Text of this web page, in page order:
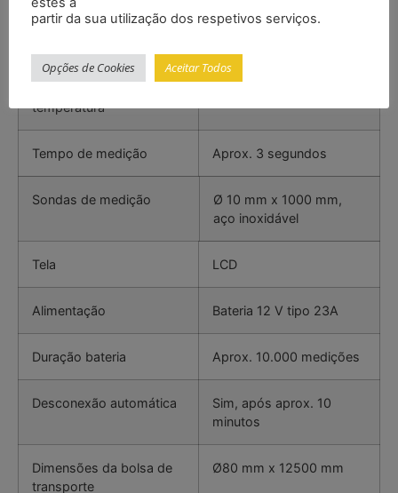
temperatura
Tempo de medição Aprox. 3 segundos
Sondas de medição
Ø 10 mm x 1000 mm,
aço inoxidável
Tela LCD
Alimentação Bateria 12 V tipo 23A
Duração bateria Aprox. 10.000 medições
Desconexão automática
Sim, após aprox. 10
minutos
Dimensões da bolsa de
transporte
Ø80 mm x 12500 mm
partir da sua utilização dos respetivos serviços.
Opções de Cookies Aceitar Todos